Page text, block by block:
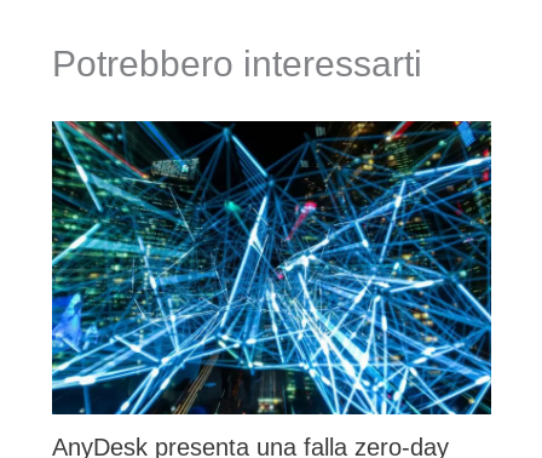
Potrebbero interessarti
AnyDesk presenta una falla zero-day